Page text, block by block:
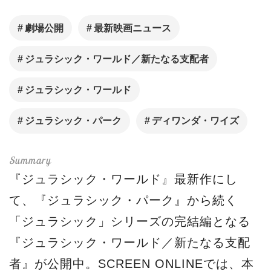
劇場公開 最新映画ニュース
ジュラシック・ワールド／新たなる支配者
ジュラシック・ワールド
ジュラシック・パーク ディワンダ・ワイズ
『ジュラシック・ワールド』最新作にし
て、『ジュラシック・パーク』から続く
「ジュラシック」シリーズの完結編となる
『ジュラシック・ワールド／新たなる支配
者』が公開中。SCREEN ONLINEでは、本